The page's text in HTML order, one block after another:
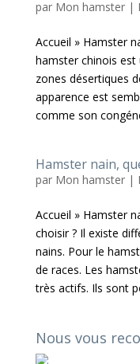
par Mon hamster|
Accueil » Hamster
hamster chinois est
zones désertiques
apparence est
comme son
Hamster nain,
par Mon hamster|
Accueil » Hamster
choisir ? Il existe
nains. Pour le
de races. Les
très actifs. Ils sont
Nous vous